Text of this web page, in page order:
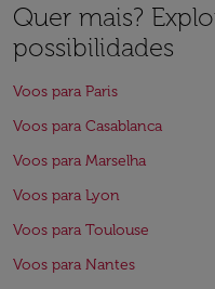
Quer mais?
possibilidades
Voos para Paris
Voos para Casablanca
Voos para Marselha
Voos para Lyon
Voos para Toulouse
Voos para Nantes